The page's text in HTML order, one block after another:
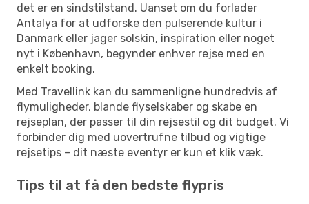
det er en sindstilstand. Uanset om du forlader
Antalya for at udforske den pulserende kultur i
Danmark eller jager solskin, inspiration eller noget
nyt i København, begynder enhver rejse med en
enkelt booking.
Med Travellink kan du sammenligne hundredvis af
flymuligheder, blande flyselskaber og skabe en
rejseplan, der passer til din rejsestil og dit budget. Vi
forbinder dig med uovertrufne tilbud og vigtige
rejsetips – dit næste eventyr er kun et klik væk.
Tips til at få den bedste flypris